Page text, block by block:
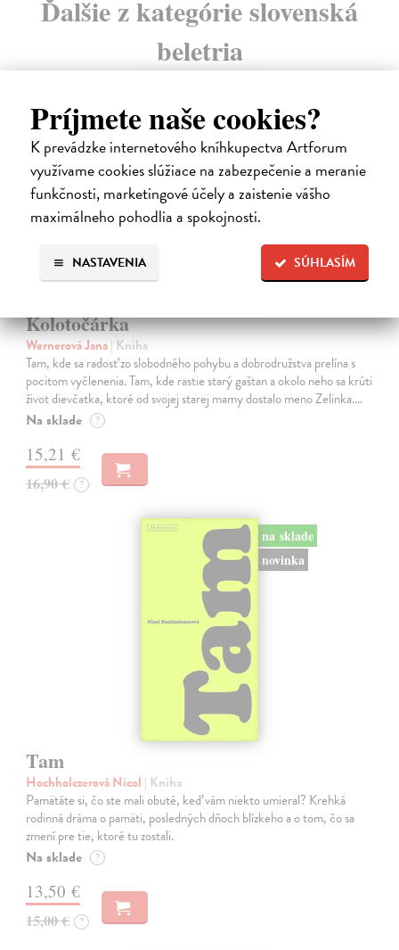
Príjmete naše cookies?
K prevádzke internetového kníhkupectva Artforum
využívame cookies slúžiace na zabezpečenie a meranie
funkčnosti, marketingové účely a zaistenie vášho
maximálneho pohodlia a spokojnosti.
SÚHLASÍM
NASTAVENIA
Ďalšie z kategórie slovenská
beletria
Kolotočárka
Wernerová Jana | Kniha
Tam, kde sa radosť zo slobodného pohybu a dobrodružstva prelína s
pocitom vyčlenenia. Tam, kde rastie starý gaštan a okolo neho sa krúti
život dievčatka, ktoré od svojej starej mamy dostalo meno Zelinka.…
Na sklade ?
15,21 €
16,90 € ?
na sklade
novinka
Tam
Hochholczerová Nicol | Kniha
Pamätáte si, čo ste mali obuté, keď vám niekto umieral? Krehká
rodinná dráma o pamäti, posledných dňoch blízkeho a o tom, čo sa
zmení pre tie, ktoré tu zostali.
Na sklade ?
13,50 €
15,00 € ?